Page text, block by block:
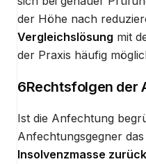
der Höhe nach
Vergleichslösung mit
der Praxis häufig
6Rechtsfolgen der
Ist die Anfechtung
Anfechtungsgegner
Insolvenzmasse